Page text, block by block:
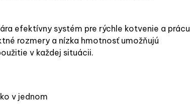
efektívny systém pre rýchle kotvenie a prácu
rozmery a nízka hmotnosť umožňujú
v každej situácii.
v jednom